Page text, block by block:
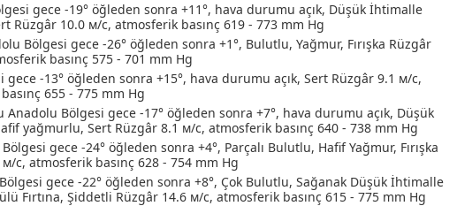
gece -19° öğleden sonra +11°, hava durumu açık, Düşük İhtimalle
Rüzgâr 10.0 м/с, atmosferik basınç 619 - 773 mm Hg
Bölgesi gece -26° öğleden sonra +1°, Bulutlu, Yağmur, Fırışka Rüzgâr
basınç 575 - 701 mm Hg
gece -13° öğleden sonra +15°, hava durumu açık, Sert Rüzgâr 9.1 м/с,
655 - 775 mm Hg
Anadolu Bölgesi gece -17° öğleden sonra +7°, hava durumu açık, Düşük
yağmurlu, Sert Rüzgâr 8.1 м/с, atmosferik basınç 640 - 738 mm Hg
gece -24° öğleden sonra +4°, Parçalı Bulutlu, Hafif Yağmur, Fırışka
с, atmosferik basınç 628 - 754 mm Hg
gece -22° öğleden sonra +8°, Çok Bulutlu, Sağanak Düşük İhtimalle
Fırtına, Şiddetli Rüzgâr 14.6 м/с, atmosferik basınç 615 - 775 mm Hg